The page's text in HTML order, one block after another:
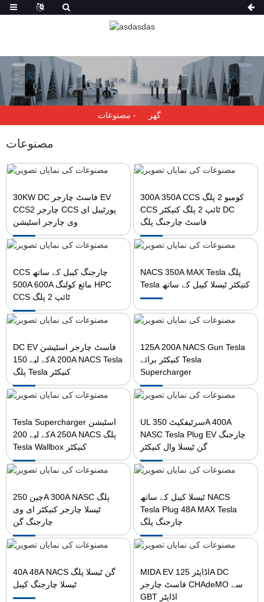
گھر مصنوعات
مصنوعات
30KW DC فاسٹ چارجر EV
CCS2 چارجر CCS پورٹیبل ای
وی چارجر اسٹیشن
300A 350A CCS کومبو 2 پلگ
CCS ٹائپ 2 پلگ کنیکٹر DC
فاسٹ چارجنگ پلگ
CCS چارجنگ کیبل کے ساتھ
500A 600A مائع کولنگ HPC
CCS ٹائپ 2 پلگ
NACS 350A MAX Tesla پلگ
Tesla کنیکٹر ٹیسلا کیبل کے ساتھ
DC EV فاسٹ چارجر اسٹیشن
کے لیے 150A 200A NACS Tesla
پلگ Tesla کنیکٹر
125A 200A NACS Gun Tesla
کنیکٹر برائے Tesla
Supercharger
Tesla Supercharger اسٹیشن
کے لیے 200A 250A NACS پلگ
Tesla Wallbox کنیکٹر
UL سرٹیفکیٹ 350A 400A
NASC Tesla Plug EV چارجنگ
گن ٹیسلا وال کنیکٹر
چین 250A 300A NASC پلگ
ٹیسلا چارجر کنیکٹر ای وی
چارجنگ گن
ٹیسلا کیبل کے ساتھ NACS
Tesla Plug 48A MAX Tesla
چارجنگ پلگ
40A 48A NACS گن ٹیسلا پلگ
ٹیسلا چارجنگ کیبل
MIDA EV اڈاپٹر 125A DC
فاسٹ چارجر CHAdeMO سے
GBT اڈاپٹر